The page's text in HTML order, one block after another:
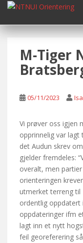
i
M-Tiger
05/11/2023
Vi prøver oss igjen
opprinnelig var
det Audun skrev
gjelder fremdeles:
overalt, men
orienteringen
utmerket terreng til
ordentlig
oppdateringer ifm
lagt inn et nytt
feil georeferering